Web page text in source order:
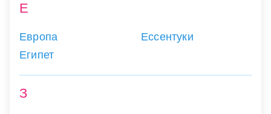
Е
Европа
Египет
Ессентуки
З